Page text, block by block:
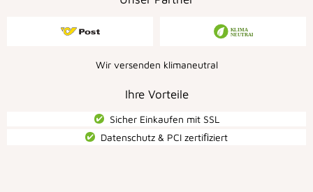
Wir versenden klimaneutral
Ihre Vorteile
Sicher Einkaufen mit SSL
Datenschutz & PCI zertiﬁziert